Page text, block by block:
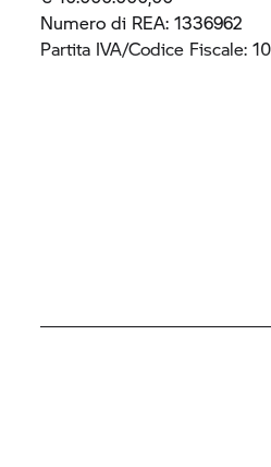
Numero di REA: 1336962
Partita IVA/Codice Fiscale: